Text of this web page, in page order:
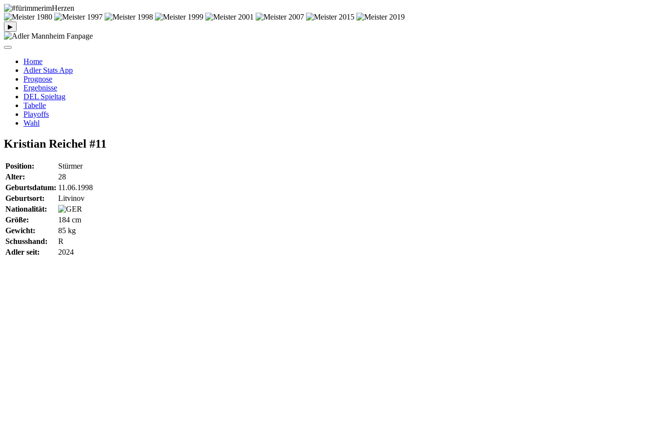
▶
Home
Adler Stats App
Prognose
Ergebnisse
DEL Spieltag
Tabelle
Playoffs
Wahl
Kristian Reichel #11
Position:
Stürmer
Alter:
28
Geburtsdatum: 11.06.1998
Geburtsort:
Litvinov
Nationalität:
Größe:
184 cm
Gewicht:
85 kg
Schusshand:
R
Adler seit:
2024